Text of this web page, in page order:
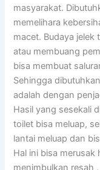
masyarakat.
memelihara
macet. Budaya
atau membuang
bisa membuat
Sehingga
adalah dengan
Hasil yang sesekali
toilet bisa meluap,
lantai meluap dan
Hal ini bisa
menimbulkan resah